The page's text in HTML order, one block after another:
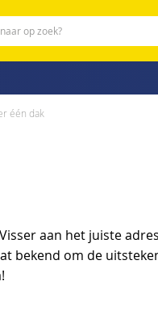
één dak
aan het juiste
bekend om de